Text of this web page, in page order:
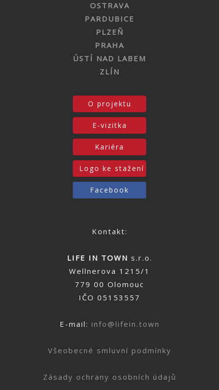
OSTRAVA
PARDUBICE
PLZEŇ
PRAHA
ÚSTÍ NAD LABEM
ZLÍN
O projektu
E-vizitka
Kariéra
Logo ke stažení
Facebook
Kontakt:
LIFE IN TOWN s.r.o.
Wellnerova 1215/1
779 00 Olomouc
IČO 05153557
E-mail: info@lifein.town
Všeobecné smluvní podmínky
Zásady ochrany osobních údajů